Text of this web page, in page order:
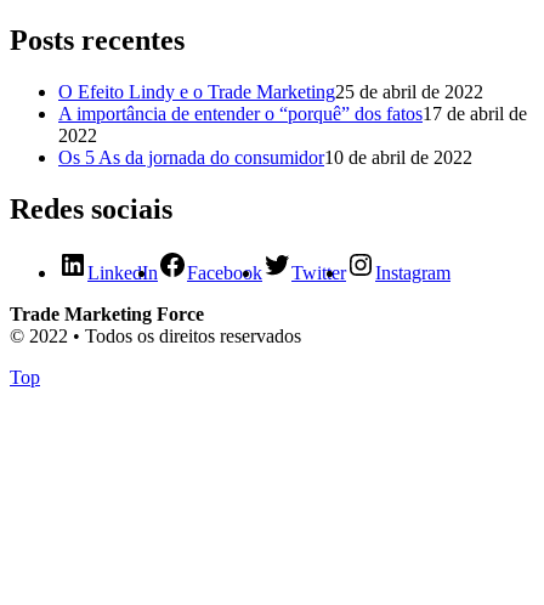
Posts recentes
O Efeito Lindy e o Trade Marketing25 de abril de 2022
A importância de entender o “porquê” dos fatos17 de abril de
2022
Os 5 As da jornada do consumidor10 de abril de 2022
Redes sociais
LinkedIn Facebook Twitter
Instagram
Trade Marketing Force
© 2022 • Todos os direitos reservados
Top